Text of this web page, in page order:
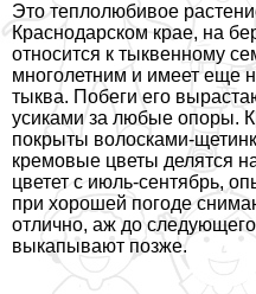
Это теплолюбивое
Краснодарском крае, на
относится к тыквенному
многолетним и имеет еще
тыква. Побеги его
усиками за любые опоры.
покрыты волосками-
кремовые цветы делятся
цветет с июль-сентябрь,
при хорошей погоде
отлично, аж до
выкапывают позже.